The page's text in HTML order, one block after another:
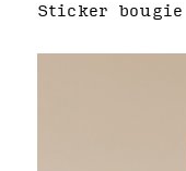
Sticker